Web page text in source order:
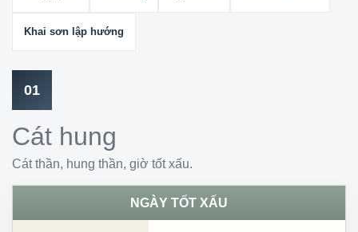
Khai sơn lập hướng
01
Cát hung
Cát thần, hung thần, giờ tốt xấu.
NGÀY TỐT XẤU